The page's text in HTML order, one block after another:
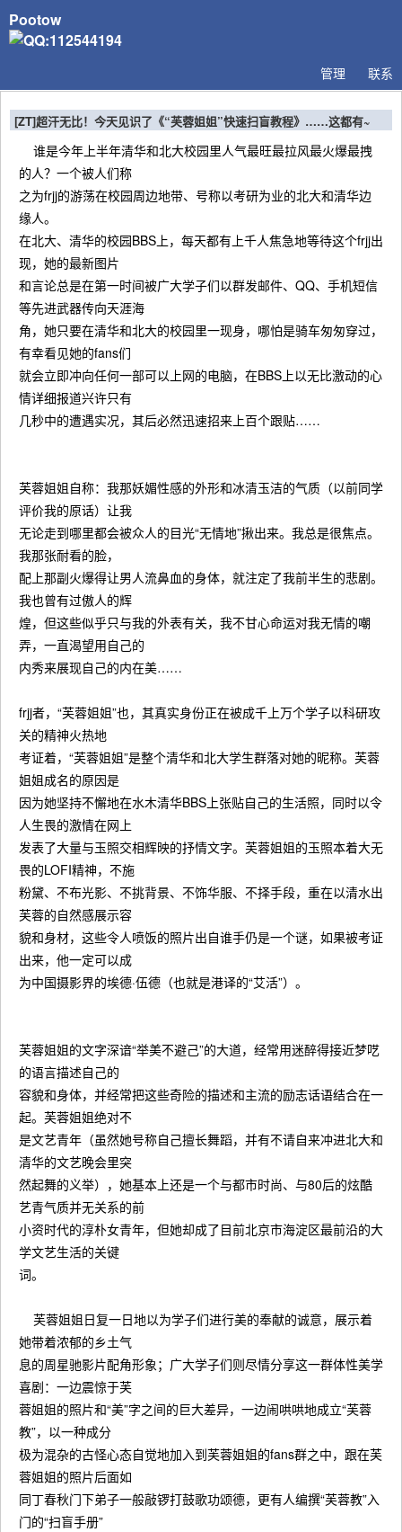
Pootow
联系
管理
[ZT]超汗无比！今天见识了《“芙蓉姐姐”快速扫盲教程》……这都有~
谁是今年上半年清华和北大校园里人气最旺最拉风最火爆最拽
的人？一个被人们称
之为frjj的游荡在校园周边地带、号称以考研为业的北大和清华边
缘人。
在北大、清华的校园BBS上，每天都有上千人焦急地等待这个frjj出
现，她的最新图片
和言论总是在第一时间被广大学子们以群发邮件、QQ、手机短信
等先进武器传向天涯海
角，她只要在清华和北大的校园里一现身，哪怕是骑车匆匆穿过，
有幸看见她的fans们
就会立即冲向任何一部可以上网的电脑，在BBS上以无比激动的心
情详细报道兴许只有
几秒中的遭遇实况，其后必然迅速招来上百个跟贴……
芙蓉姐姐自称：我那妖媚性感的外形和冰清玉洁的气质（以前同学
评价我的原话）让我
无论走到哪里都会被众人的目光“无情地”揪出来。我总是很焦点。
我那张耐看的脸，
配上那副火爆得让男人流鼻血的身体，就注定了我前半生的悲剧。
我也曾有过傲人的辉
煌，但这些似乎只与我的外表有关，我不甘心命运对我无情的嘲
弄，一直渴望用自己的
内秀来展现自己的内在美……
frjj者，“芙蓉姐姐”也，其真实身份正在被成千上万个学子以科研攻
关的精神火热地
考证着，“芙蓉姐姐”是整个清华和北大学生群落对她的昵称。芙蓉
姐姐成名的原因是
因为她坚持不懈地在水木清华BBS上张贴自己的生活照，同时以令
人生畏的激情在网上
发表了大量与玉照交相辉映的抒情文字。芙蓉姐姐的玉照本着大无
畏的LOFI精神，不施
粉黛、不布光影、不挑背景、不饰华服、不择手段，重在以清水出
芙蓉的自然感展示容
貌和身材，这些令人喷饭的照片出自谁手仍是一个谜，如果被考证
出来，他一定可以成
为中国摄影界的埃德·伍德（也就是港译的“艾活”）。
芙蓉姐姐的文字深谙“举美不避己”的大道，经常用迷醉得接近梦呓
的语言描述自己的
容貌和身体，并经常把这些奇险的描述和主流的励志话语结合在一
起。芙蓉姐姐绝对不
是文艺青年（虽然她号称自己擅长舞蹈，并有不请自来冲进北大和
清华的文艺晚会里突
然起舞的义举），她基本上还是一个与都市时尚、与80后的炫酷
艺青气质并无关系的前
小资时代的淳朴女青年，但她却成了目前北京市海淀区最前沿的大
学文艺生活的关键
词。
芙蓉姐姐日复一日地以为学子们进行美的奉献的诚意，展示着
她带着浓郁的乡土气
息的周星驰影片配角形象；广大学子们则尽情分享这一群体性美学
喜剧：一边震惊于芙
蓉姐姐的照片和“美”字之间的巨大差异，一边闹哄哄地成立“芙蓉
教”，以一种成分
极为混杂的古怪心态自觉地加入到芙蓉姐姐的fans群之中，跟在芙
蓉姐姐的照片后面如
同丁春秋门下弟子一般敲锣打鼓歌功颂德，更有人编撰“芙蓉教”入
门的“扫盲手册”